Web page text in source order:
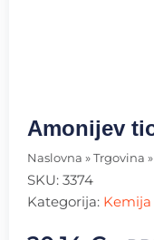
Amonijev
Naslovna » Trgovina »
SKU: 3374
Kategorija: Kemija